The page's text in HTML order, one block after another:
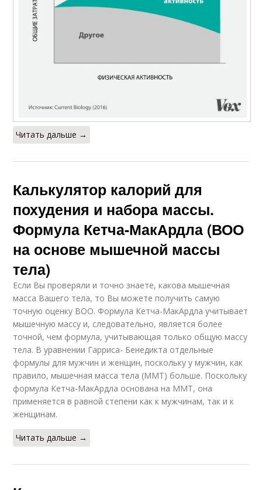
Читать дальше →
Калькулятор калорий для
похудения и набора массы.
Формула Кетча-МакАрдла (ВОО
на основе мышечной массы
тела)
Если Вы проверяли и точно знаете, какова мышечная
масса Вашего тела, то Вы можете получить самую
точную оценку ВОО. Формула Кетча-МакАрдла учитывает
мышечную массу и, следовательно, является более
точной, чем формула, учитывающая только общую массу
тела. В уравнении Гарриса- Бенедикта отдельные
формулы для мужчин и женщин, поскольку у мужчин, как
правило, мышечная масса тела (ММТ) больше. Поскольку
формула Кетча-МакАрдла основана на ММТ, она
применяется в равной степени как к мужчинам, так и к
женщинам.
Читать дальше →